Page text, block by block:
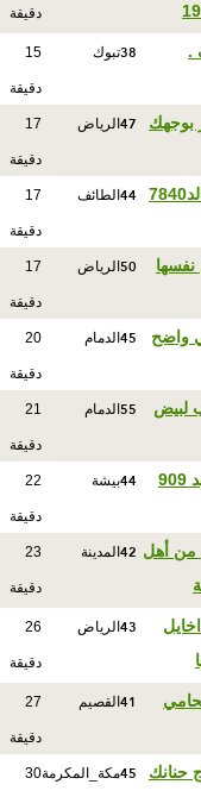
دقيقة
.
38تبوك 15
دقيقة
بوجهك 47 الرياض 17
دقيقة
44 الطائف 17
دقيقة
نفسها 50 الرياض 17
دقيقة
واضح 45 الدمام 20
دقيقة
لبيض 55 الدمام 21
دقيقة
44بيشة 22
دقيقة
أهل 42 المدينة 23
دقيقة
43 الرياض 26
دقيقة
41 القصيم 27
دقيقة
حنانك 45مكة_المكرمة30